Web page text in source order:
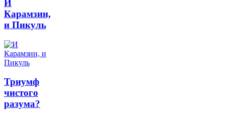
И
Карамзин,
и Пикуль
Триумф
чистого
разума?